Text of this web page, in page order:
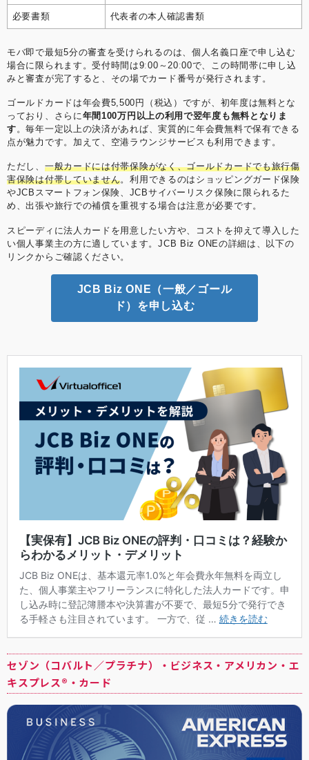
必要書類 代表者の本人確認書類
モバ即で最短5分の審査を受けられるのは、個人名義口座で申し込む
場合に限られます。受付時間は9ː00～20ː00で、この時間帯に申し込
みと審査が完了すると、その場でカード番号が発行されます。
ゴールドカードは年会費5,500円（税込）ですが、初年度は無料とな
っており、さらに年間100万円以上の利用で翌年度も無料となりま
す。毎年一定以上の決済があれば、実質的に年会費無料で保有できる
点が魅力です。加えて、空港ラウンジサービスも利用できます。
ただし、 一般カードには付帯保険がなく、ゴールドカードでも旅行傷
害保険は付帯していません。利用できるのはショッピングガード保険
やJCBスマートフォン保険、JCBサイバーリスク保険に限られるた
め、出張や旅行での補償を重視する場合は注意が必要です。
スピーディに法人カードを用意したい方や、コストを抑えて導入した
い個人事業主の方に適しています。JCB Biz ONEの詳細は、以下の
リンクからご確認ください。
JCB Biz ONE（一般／ゴール
ド）を申し込む
セゾン（コバルト／プラチナ）・ビジネス・アメリカン・エ
キスプレス®・カード